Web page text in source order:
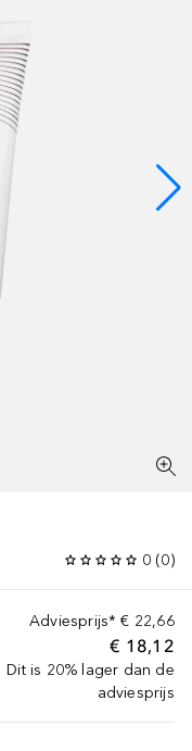
0 (0)
Adviesprijs* € 22,66
€ 18,12
Dit is 20% lager dan de
adviesprijs